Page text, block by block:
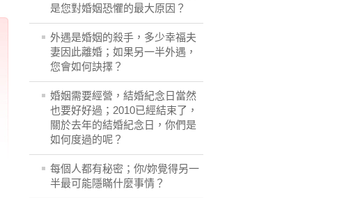
是您對婚姻恐懼的最大原因？
外遇是婚姻的殺手，多少幸福夫
妻因此離婚；如果另一半外遇，
您會如何訣擇？
婚姻需要經營，結婚紀念日當然
也要好好過；2010已經結束了，
關於去年的結婚紀念日，你們是
如何度過的呢？
每個人都有秘密；你/妳覺得另一
半最可能隱瞞什麼事情？